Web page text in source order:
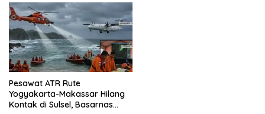
Pesawat ATR Rute
Yogyakarta-Makassar Hilang
Kontak di Sulsel, Basarnas